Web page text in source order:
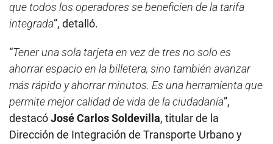
que todos los operadores se beneficien de la tarifa
integrada”, detalló.
“Tener una sola tarjeta en vez de tres no solo es
ahorrar espacio en la billetera, sino también avanzar
más rápido y ahorrar minutos. Es una herramienta que
permite mejor calidad de vida de la ciudadanía”,
destacóJosé Carlos Soldevilla, titular de la
Dirección de Integración de Transporte Urbano y